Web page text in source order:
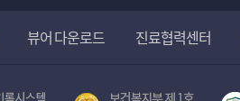
뷰어 다운로드 진료협력센터